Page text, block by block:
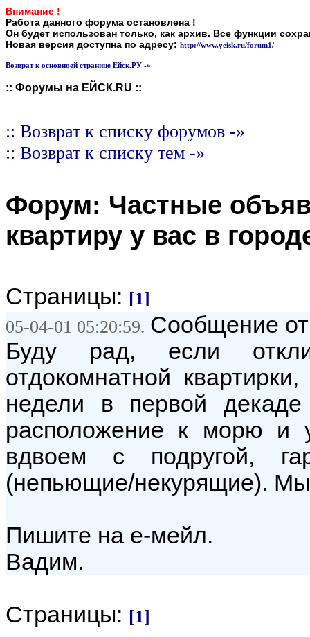
Внимание !
Работа данного форума остановлена !
Он будет использован только, как архив. Все функции
Новая версия доступна по адресу: http://www.yeisk.ru/forum1/
Возврат к основноей странице Ейск.РУ -»
:: Форумы на ЕЙСК.RU ::
:: Возврат к списку форумов -»
:: Возврат к списку тем -»
Форум: Частные
квартиру у вас в
Страницы: [1]
05-04-01 05:20:59. Сообщение
Буду рад, если
отдокомнатной
недели в первой декаде
расположение к морю и
вдвоем с подругой,
(непьющие/некурящие). Мы
Пишите на е-мейл.
Вадим.
Страницы: [1]